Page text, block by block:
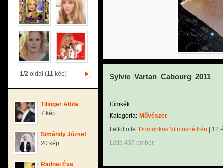
1/2 oldal (11 kép)
Tilinger Attila
7 kép
Simándy József
20 kép
Radnai Éva
Sylvie_Vartan_Cabourg_2011
Címkék:
Kategória: Művészet
Feltöltötte: Domonkos Vilmosné Irén
12
Látta 437 ember.